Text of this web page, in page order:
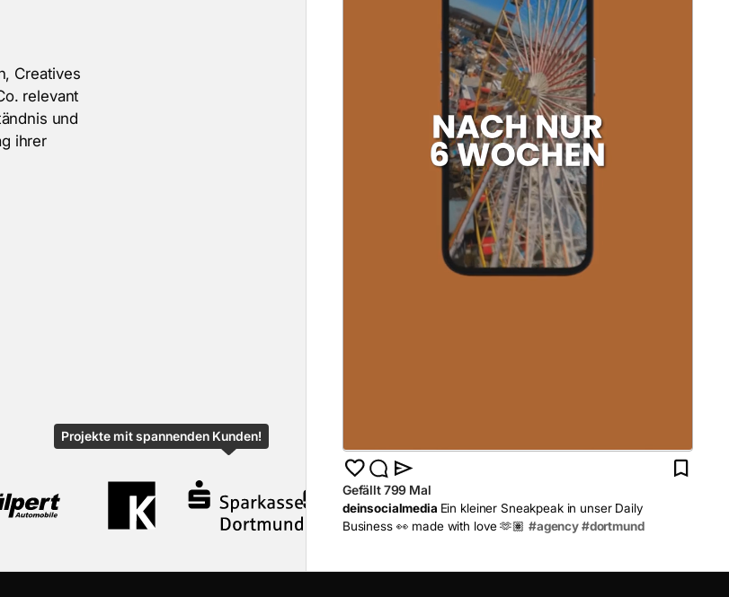
, Creatives
o. relevant
ändnis und
g ihrer
Projekte mit spannenden Kunden!
Gefällt 799 Mal
deinsocialmedia Ein kleiner Sneakpeak in unser Daily
Business 👀 made with love 🫶🏽 #agency #dortmund